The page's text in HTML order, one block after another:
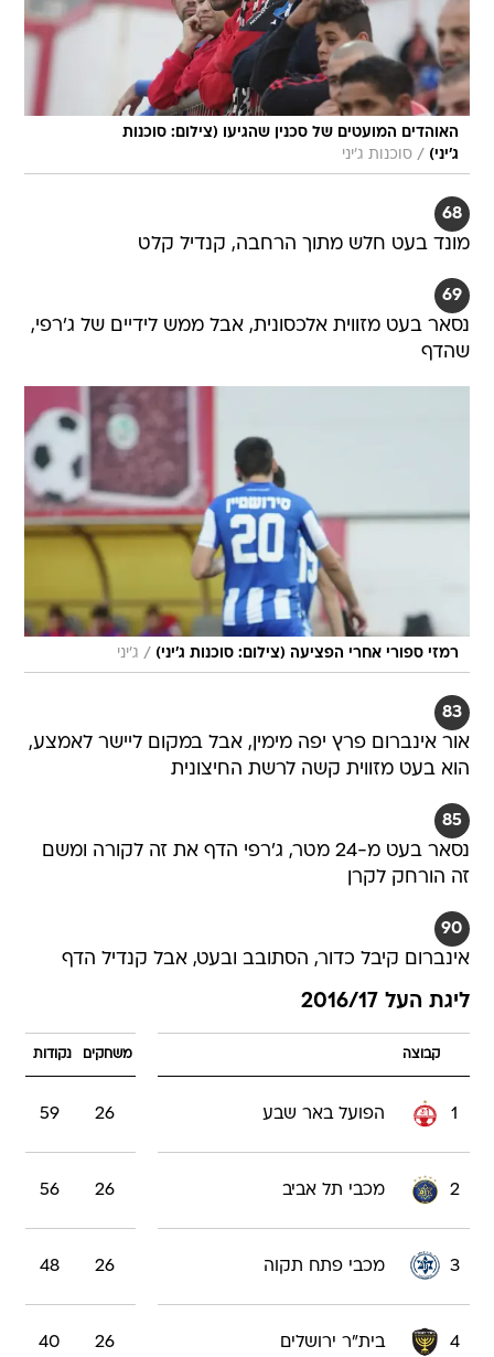
האוהדים המועטים של סכנין שהגיעו (צילום: סוכנות
ג'יני) / סוכנות ג'יני
68
מונד בעט חלש מתוך הרחבה, קנדיל קלט
69
נסאר בעט מזווית אלכסונית, אבל ממש לידיים של ג'רפי,
שהדף
רמזי ספורי אחרי הפציעה (צילום: סוכנות ג'יני) / ג'יני
83
אור אינברום פרץ יפה מימין, אבל במקום ליישר לאמצע,
הוא בעט מזווית קשה לרשת החיצונית
85
נסאר בעט מ-24 מטר, ג'רפי הדף את זה לקורה ומשם
זה הורחק לקרן
90
אינברום קיבל כדור, הסתובב ובעט, אבל קנדיל הדף
ליגת העל 2016/17
קבוצה משחקים נקודות
1 הפועל באר שבע 26
59
2 מכבי תל אביב 26
56
3 מכבי פתח תקוה 26
48
4 בית"ר ירושלים 26
40